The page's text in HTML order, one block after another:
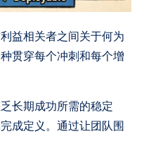
益相关者之间关于何为
贯穿每个冲刺和每个增
长期成功所需的稳定
成定义。通过让团队围